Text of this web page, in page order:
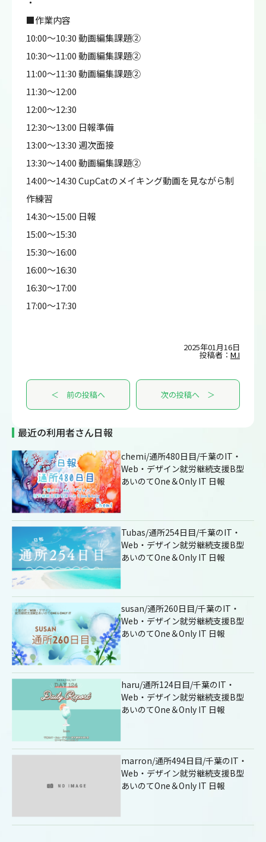
■作業内容
10:00～10:30 動画編集課題②
10:30～11:00 動画編集課題②
11:00～11:30 動画編集課題②
11:30～12:00
12:00～12:30
12:30～13:00 日報準備
13:00～13:30 週次面接
13:30～14:00 動画編集課題②
14:00～14:30 CupCatのメイキング動画を見ながら制
作練習
14:30～15:00 日報
15:00～15:30
15:30～16:00
16:00～16:30
16:30～17:00
17:00～17:30
2025年01月16日
投稿者： M.I
＜ 前の投稿へ 次の投稿へ ＞
最近の利用者さん日報
chemi/通所480日目/千葉のIT・
Web・デザイン就労継続支援B型
あいのてOne＆Only IT 日報
Tubas/通所254日目/千葉のIT・
Web・デザイン就労継続支援B型
あいのてOne＆Only IT 日報
susan/通所260日目/千葉のIT・
Web・デザイン就労継続支援B型
あいのてOne＆Only IT 日報
haru/通所124日目/千葉のIT・
Web・デザイン就労継続支援B型
あいのてOne＆Only IT 日報
marron/通所494日目/千葉のIT・
Web・デザイン就労継続支援B型
あいのてOne＆Only IT 日報